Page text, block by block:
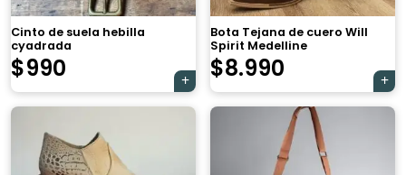
Cinto de suela hebilla
cyadrada
$990
Bota Tejana de cuero Will
Spirit Medelline
$8.990